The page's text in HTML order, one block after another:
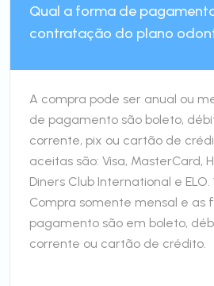
Qual a forma de
contratação do plano
A compra pode ser anual ou
de pagamento são boleto,
corrente, pix ou cartão de
aceitas são: Visa, MasterCard,
Diners Club International e ELO.
Compra somente mensal e as
pagamento são em boleto,
corrente ou cartão de crédito.